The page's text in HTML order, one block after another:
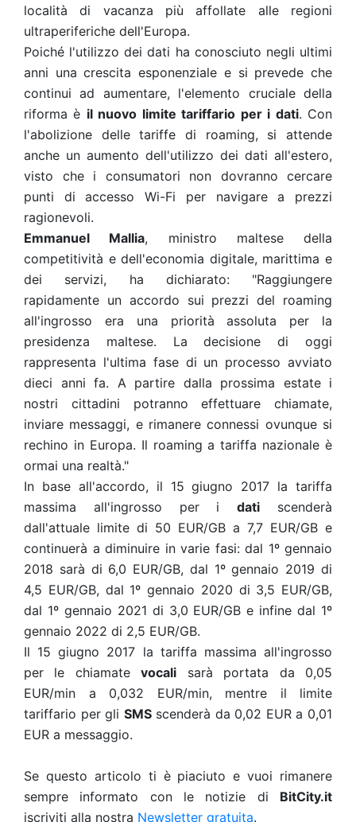
località di vacanza più affollate alle regioni
ultraperiferiche dell'Europa.
Poiché l'utilizzo dei dati ha conosciuto negli ultimi
anni una crescita esponenziale e si prevede che
continui ad aumentare, l'elemento cruciale della
riforma è il nuovo limite tariffario per i dati. Con
l'abolizione delle tariffe di roaming, si attende
anche un aumento dell'utilizzo dei dati all'estero,
visto che i consumatori non dovranno cercare
punti di accesso Wi-Fi per navigare a prezzi
ragionevoli.
Emmanuel Mallia, ministro maltese della
competitività e dell'economia digitale, marittima e
dei servizi, ha dichiarato: "Raggiungere
rapidamente un accordo sui prezzi del roaming
all'ingrosso era una priorità assoluta per la
presidenza maltese. La decisione di oggi
rappresenta l'ultima fase di un processo avviato
dieci anni fa. A partire dalla prossima estate i
nostri cittadini potranno effettuare chiamate,
inviare messaggi, e rimanere connessi ovunque si
rechino in Europa. Il roaming a tariffa nazionale è
ormai una realtà."
In base all'accordo, il 15 giugno 2017 la tariffa
massima all'ingrosso per idati scenderà
dall'attuale limite di 50 EUR/GB a 7,7 EUR/GB e
continuerà a diminuire in varie fasi: dal 1º gennaio
2018 sarà di 6,0 EUR/GB, dal 1º gennaio 2019 di
4,5 EUR/GB, dal 1º gennaio 2020 di 3,5 EUR/GB,
dal 1º gennaio 2021 di 3,0 EUR/GB e infine dal 1º
gennaio 2022 di 2,5 EUR/GB.
Il 15 giugno 2017 la tariffa massima all'ingrosso
per le chiamatevocali sarà portata da 0,05
EUR/min a 0,032 EUR/min, mentre il limite
tariffario per gli SMSscenderà da 0,02 EUR a 0,01
EUR a messaggio.
Se questo articolo ti è piaciuto e vuoi rimanere
sempre informato con le notizie di BitCity.it
iscriviti alla nostra Newsletter gratuita.